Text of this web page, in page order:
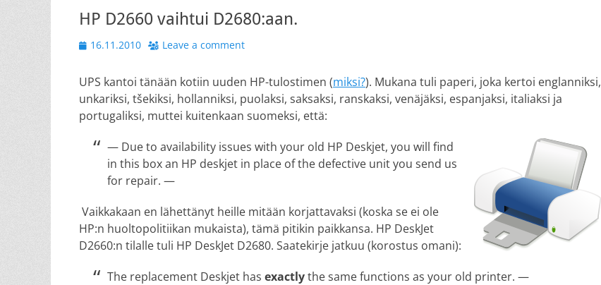
HP D2660 vaihtui D2680:aan.
Posted
16.11.2010 Leave a comment
UPS kantoi tänään kotiin uuden HP-tulostimen (miksi?). Mukana tuli paperi, joka kertoi englanniksi,
unkariksi, tšekiksi, hollanniksi, puolaksi, saksaksi, ranskaksi, venäjäksi, espanjaksi, italiaksi ja
portugaliksi, muttei kuitenkaan suomeksi, että:
— Due to availability issues with your old HP Deskjet, you will find
in this box an HP deskjet in place of the defective unit you send us
for repair. —
Vaikkakaan en lähettänyt heille mitään korjattavaksi (koska se ei ole
HP:n huoltopolitiikan mukaista), tämä pitikin paikkansa. HP DeskJet
D2660:n tilalle tuli HP DeskJet D2680. Saatekirje jatkuu (korostus omani):
The replacement Deskjet has exactlythe same functions as your old printer. —